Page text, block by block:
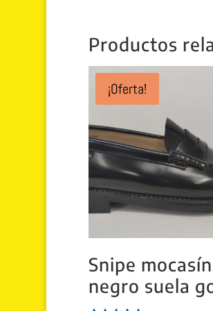
109.90 €.89.99 €.
Productos
¡Oferta!
Snipe mocasín
negro suela